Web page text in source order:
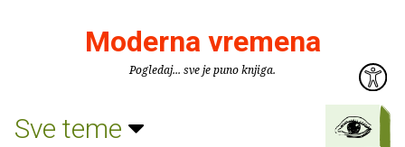
Moderna vremena
Pogledaj... sve je puno knjiga.
Sve teme